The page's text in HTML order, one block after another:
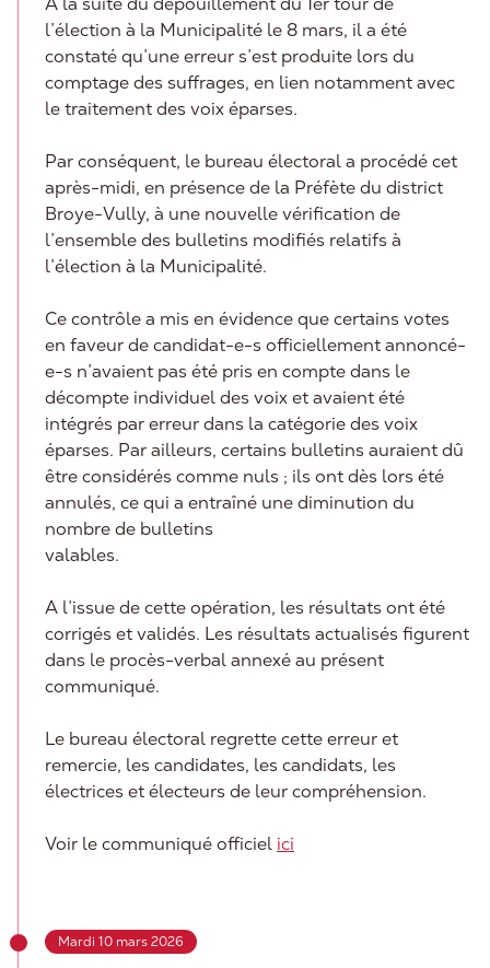
l’élection à la Municipalité le 8 mars, il a été
constaté qu’une erreur s’est produite lors du
comptage des suffrages, en lien notamment avec
le traitement des voix éparses.
Par conséquent, le bureau électoral a procédé cet
après-midi, en présence de la Préfète du district
Broye-Vully, à une nouvelle vérification de
l’ensemble des bulletins modifiés relatifs à
l’élection à la Municipalité.
Ce contrôle a mis en évidence que certains votes
en faveur de candidat-e-s officiellement annoncé-
e-s n’avaient pas été pris en compte dans le
décompte individuel des voix et avaient été
intégrés par erreur dans la catégorie des voix
éparses. Par ailleurs, certains bulletins auraient dû
être considérés comme nuls ; ils ont dès lors été
annulés, ce qui a entraîné une diminution du
nombre de bulletins
valables.
A l’issue de cette opération, les résultats ont été
corrigés et validés. Les résultats actualisés figurent
dans le procès-verbal annexé au présent
communiqué.
Le bureau électoral regrette cette erreur et
remercie, les candidates, les candidats, les
électrices et électeurs de leur compréhension.
Voir le communiqué officiel ici
Mardi 10 mars 2026